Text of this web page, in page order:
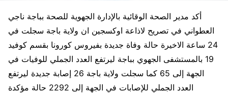
أكد مدير الصحة الوقائية بالإدارة الجهوية للصحة بباجة ناجي
العطواني في تصريح لاذاعة اوكسجين ان ولاية باجة سجلت في
24 ساعة الاخيرة حالة وفاة جديدة بفيروس كورونا بقسم كوفيد
19 بالمستشفى الجهوي بباجة ليرتفع العدد الجملي للوفيات في
الجهة إلى 65 كما سجلت ولاية باجة 26 إصابة جديدة ليرتفع
العدد الجملي للإصابات في الجهة إلى 2292 حالة مؤكدة